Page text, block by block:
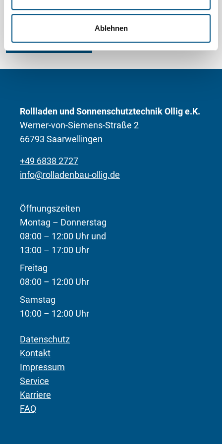
Ablehnen
Konfigurator
Rollladen und Sonnenschutztechnik Ollig e.K.
Werner-von-Siemens-Straße 2
66793 Saarwellingen
+49 6838 2727
info@rolladenbau-ollig.de
Öffnungszeiten
Montag – Donnerstag
08:00 – 12:00 Uhr und
13:00 – 17:00 Uhr
Freitag
08:00 – 12:00 Uhr
Samstag
10:00 – 12:00 Uhr
Datenschutz
Kontakt
Impressum
Service
Karriere
FAQ